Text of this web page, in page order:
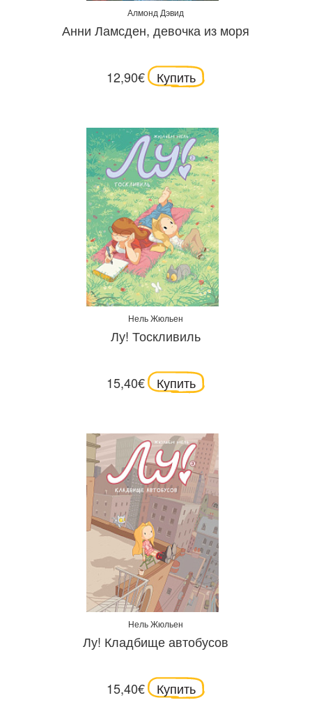
Алмонд Дэвид
Анни Ламсден, девочка из моря
12,90€ Купить
Нель Жюльен
Лу! Тоскливиль
15,40€ Купить
Нель Жюльен
Лу! Кладбище автобусов
15,40€ Купить